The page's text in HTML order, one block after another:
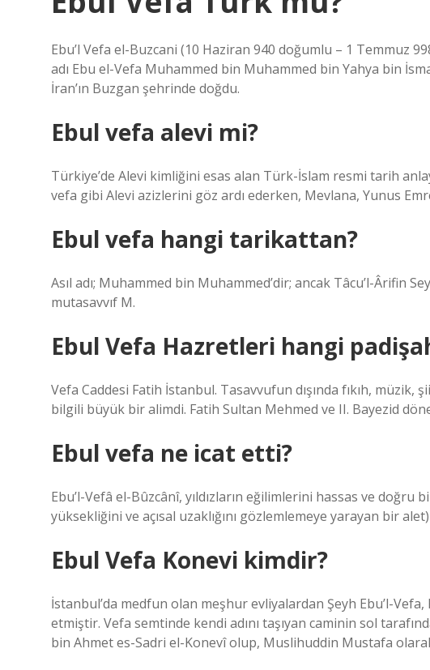
Ebu’l Vefa el-Buzcani (10 Haziran 940 doğumlu – 1 Temmuz
adı Ebu el-Vefa Muhammed bin Muhammed bin Yahya bin
İran’ın Buzgan şehrinde doğdu.
Ebul vefa alevi mi?
Türkiye’de Alevi kimliğini esas alan Türk-İslam resmi tarih
vefa gibi Alevi azizlerini göz ardı ederken, Mevlana, Yunus Emre
Ebul vefa hangi tarikattan?
Asıl adı; Muhammed bin Muhammed’dir; ancak Tâcu’l-Ârifin
mutasavvıf M.
Ebul Vefa Hazretleri hangi
Vefa Caddesi Fatih İstanbul. Tasavvufun dışında fıkıh,
bilgili büyük bir alimdi. Fatih Sultan Mehmed ve II. Bayezid
Ebul vefa ne icat etti?
Ebu’l-Vefâ el-Bûzcânî, yıldızların eğilimlerini hassas ve doğru
yüksekliğini ve açısal uzaklığını gözlemlemeye yarayan bir
Ebul Vefa Konevi kimdir?
İstanbul’da medfun olan meşhur evliyalardan Şeyh Ebu’l-Vefa,
etmiştir. Vefa semtinde kendi adını taşıyan caminin sol
bin Ahmet es-Sadri el-Konevî olup, Muslihuddin Mustafa